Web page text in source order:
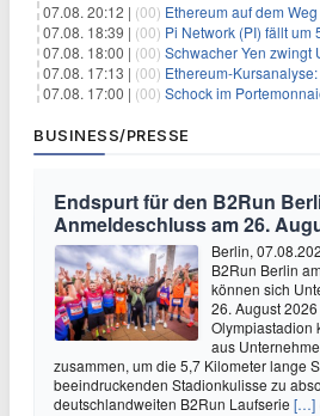
07.08. 20:12 | (00) Ethereum auf dem Weg zu $5.000? ETH erobert
07.08. 18:39 | (00) Pi Network (PI) fällt um 5% täglich,
07.08. 18:00 | (00) Schwacher Yen zwingt USA zur
07.08. 17:13 | (00) Ethereum-Kursanalyse: Kann ETH die
07.08. 17:00 | (00) Schock im Portemonnaie: Darum
BUSINESS/PRESSE
Endspurt für den B2Run
Anmeldeschluss am 26.
Berlin,
B2Run Berlin
können sich
26. August
Olympiastadion
aus
zusammen, um die 5,7 Kilometer lange
beeindruckenden Stadionkulisse zu
deutschlandweiten B2Run Laufserie […]